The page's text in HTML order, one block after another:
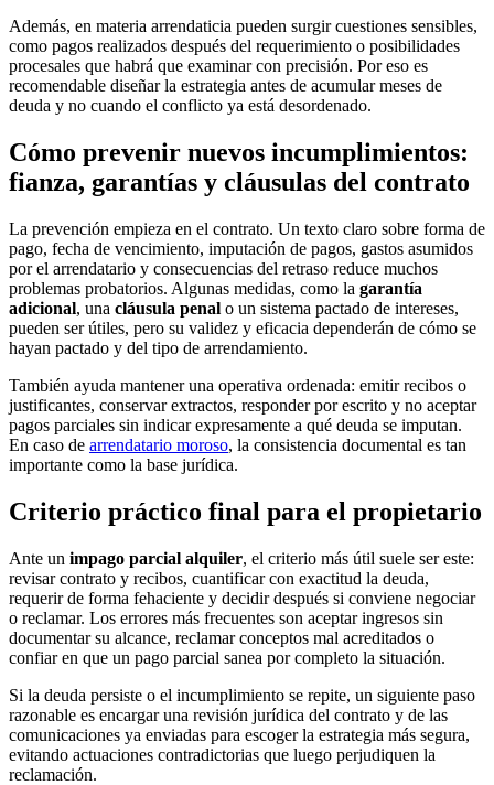
Además, en materia arrendaticia pueden surgir cuestiones sensibles,
como pagos realizados después del requerimiento o posibilidades
procesales que habrá que examinar con precisión. Por eso es
recomendable diseñar la estrategia antes de acumular meses de
deuda y no cuando el conflicto ya está desordenado.
Cómo prevenir nuevos incumplimientos:
fianza, garantías y cláusulas del contrato
La prevención empieza en el contrato. Un texto claro sobre forma de
pago, fecha de vencimiento, imputación de pagos, gastos asumidos
por el arrendatario y consecuencias del retraso reduce muchos
problemas probatorios. Algunas medidas, como la garantía
adicional, una cláusula penal o un sistema pactado de intereses,
pueden ser útiles, pero su validez y eficacia dependerán de cómo se
hayan pactado y del tipo de arrendamiento.
También ayuda mantener una operativa ordenada: emitir recibos o
justificantes, conservar extractos, responder por escrito y no aceptar
pagos parciales sin indicar expresamente a qué deuda se imputan.
En caso de arrendatario moroso, la consistencia documental es tan
importante como la base jurídica.
Criterio práctico final para el propietario
Ante un impago parcial alquiler, el criterio más útil suele ser este:
revisar contrato y recibos, cuantificar con exactitud la deuda,
requerir de forma fehaciente y decidir después si conviene negociar
o reclamar. Los errores más frecuentes son aceptar ingresos sin
documentar su alcance, reclamar conceptos mal acreditados o
confiar en que un pago parcial sanea por completo la situación.
Si la deuda persiste o el incumplimiento se repite, un siguiente paso
razonable es encargar una revisión jurídica del contrato y de las
comunicaciones ya enviadas para escoger la estrategia más segura,
evitando actuaciones contradictorias que luego perjudiquen la
reclamación.